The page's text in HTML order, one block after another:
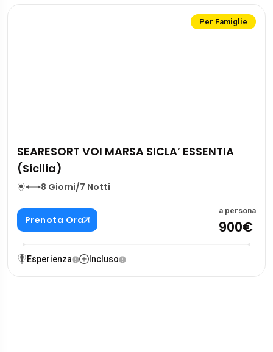
Per Famiglie
SEARESORT VOI MARSA SICLA’ ESSENTIA
(Sicilia)
8 Giorni/7 Notti
Prenota Ora
a persona
900€
Esperienza Incluso